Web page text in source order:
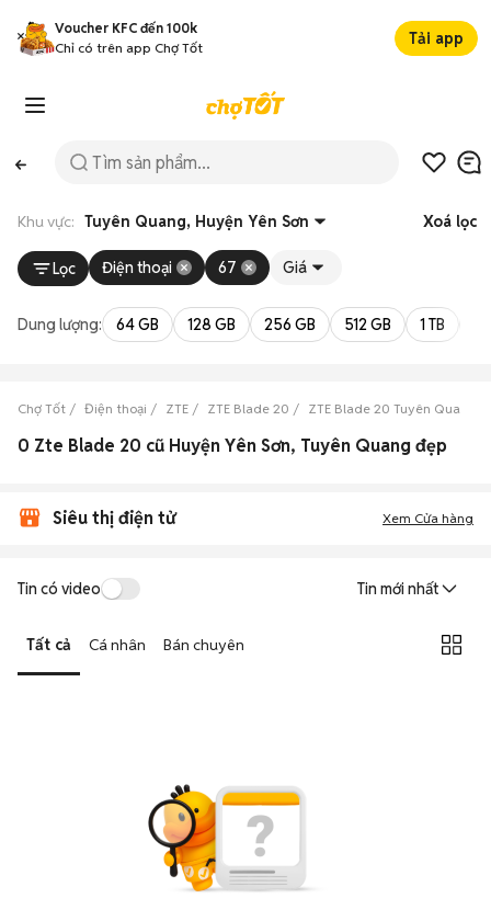
Voucher KFC đến 100k
Chỉ có trên app Chợ Tốt
Tải app
Khu vực: Tuyên Quang, Huyện Yên Sơn Xoá lọc
Lọc Điện thoại 67 Giá
Dung lượng: 64 GB 128 GB 256 GB 512 GB 1 TB
Chợ Tốt Điện thoại ZTE ZTE Blade 20 ZTE Blade 20 Tuyên Quang
0 Zte Blade 20 cũ Huyện Yên Sơn, Tuyên Quang đẹp
Siêu thị điện tử Xem Cửa hàng
Tin có video Tin mới nhất
Tất cả Cá nhân Bán chuyên